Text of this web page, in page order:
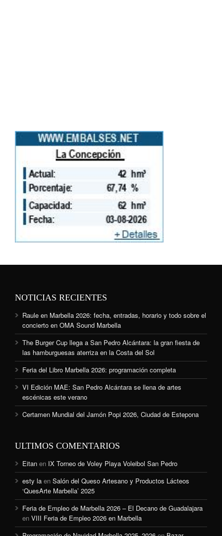
NOTICIAS RECIENTES
Raule en Marbella 2026: fecha, entradas, horario y todo sobre el
concierto en OMA Sound Marbella
The Burger Cup llega a San Pedro Alcántara: la gran fiesta de
las hamburguesas aterriza en la Costa del Sol
Feria del Libro Marbella 2026: programación completa
VI Edición MAE: San Pedro Alcántara se llena de artes
escénicas este verano
Certamen Mundial del Jamón Popi 2026, Ciudad de Estepona
ULTIMOS COMENTARIOS
Eitan en IX Torneo de Voley Playa Voleibol San Pedro
esty la en Salón del Queso Artesano y Productos Lácteos
‘QuesArte Marbella’ 2025
Feria de Empleo de Marbella 2026 – El Decano de Guadalajara
en VIII Feria de Empleo 2026 en Marbella